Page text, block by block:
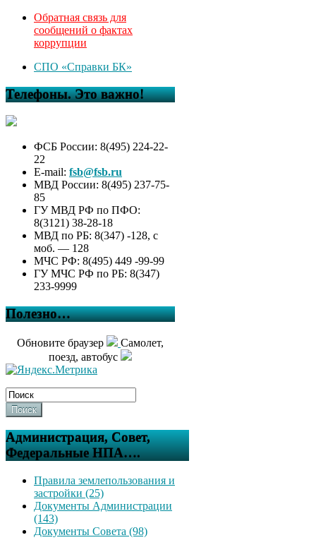
Обратная связь для
сообщений о фактах
коррупции
СПО «Справки БК»
Телефоны. Это важно!
ФСБ России: 8(495) 224-22-
22
E-mail: fsb@fsb.ru
МВД России: 8(495) 237-75-
85
ГУ МВД РФ по ПФО:
8(3121) 38-28-18
МВД по РБ: 8(347) -128, с
моб. — 128
МЧС РФ: 8(495) 449 -99-99
ГУ МЧС РФ по РБ: 8(347)
233-9999
Полезно…
Обновите браузер
Самолет,
поезд, автобус
Поиск
Администрация, Совет,
Федеральные НПА….
Правила землепользования и
застройки (25)
Документы Администрации
(143)
Документы Совета (98)